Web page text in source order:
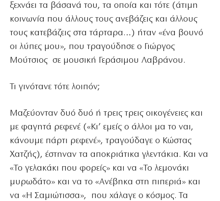
ξεχνάει τα βάσανά του, τα οποία και τότε (άτιμη
κοινωνία που άλλους τους ανεβάζεις και άλλους
τους κατεβάζεις στα τάρταρα…) ήταν «ένα βουνό
οι λύπες μου», που τραγούδησε ο Γιώργος
Μούτσιος σε μουσική Γεράσιμου Λαβράνου.
Τι γινότανε τότε λοιπόν;
Μαζεύονταν δυό δυό ή τρεις τρεις οικογένειες και
με φαγητά ρεφενέ («Κι’ εμείς ο άλλοι μα το ναι,
κάνουμε πάρτι ρεφενέ», τραγούδαγε ο Κώστας
Χατζής), έστηναν τα αποκριάτικα γλεντάκια. Και να
«Το γελακάκι που φορείς» και να «Το λεμονάκι
μυρωδάτο» και να το «Ανέβηκα στη πιπεριά» και
να «Η Σαμιώτισσα», που χάλαγε ο κόσμος. Τα